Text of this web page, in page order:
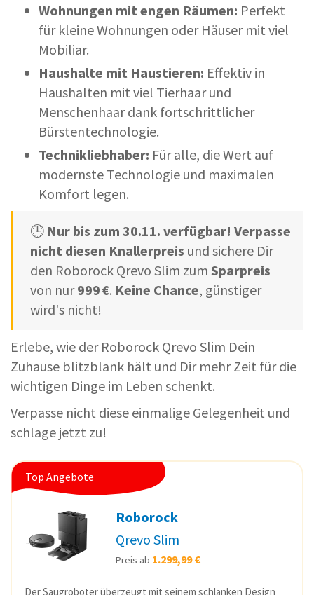
Wohnungen mit engen Räumen: Perfekt
für kleine Wohnungen oder Häuser mit viel
Mobiliar.
Haushalte mit Haustieren: Effektiv in
Haushalten mit viel Tierhaar und
Menschenhaar dank fortschrittlicher
Bürstentechnologie.
Technikliebhaber: Für alle, die Wert auf
modernste Technologie und maximalen
Komfort legen.
🕒 Nur bis zum 30.11. verfügbar! Verpasse
nicht diesen Knallerpreis und sichere Dir
den Roborock Qrevo Slim zum Sparpreis
von nur999 €. Keine Chance, günstiger
wird's nicht!
Erlebe, wie der Roborock Qrevo Slim Dein
Zuhause blitzblank hält und Dir mehr Zeit für die
wichtigen Dinge im Leben schenkt.
Verpasse nicht diese einmalige Gelegenheit und
schlage jetzt zu!
Top Angebote
Roborock
Qrevo Slim
Preis ab 1.299,99 €
Der Saugroboter überzeugt mit seinem schlanken Design